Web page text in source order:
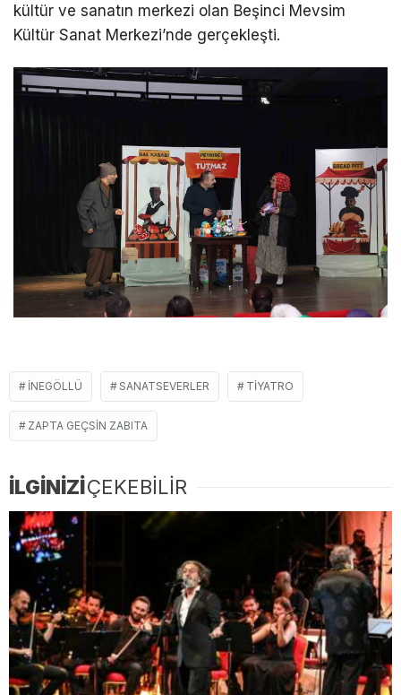
kültür ve sanatın merkezi olan Beşinci Mevsim
Kültür Sanat Merkezi’nde gerçekleşti.
İNEGÖLLÜ SANATSEVERLER TIYATRO
ZAPTA GEÇSIN ZABITA
İLGİNİZİÇEKEBİLİR